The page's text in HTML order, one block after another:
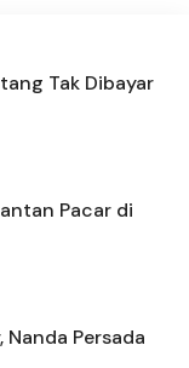
Tak Dibayar
Pacar di
Persada